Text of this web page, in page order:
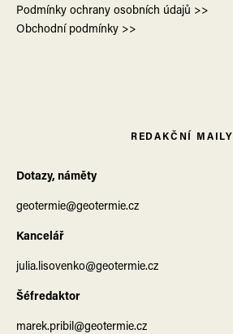
Podmínky ochrany osobních údajů >>
Obchodní podmínky >>
REDAKČNÍ MAILY
Dotazy, náměty
geotermie@geotermie.cz
Kancelář
julia.lisovenko@geotermie.cz
Šéfredaktor
marek.pribil@geotermie.cz